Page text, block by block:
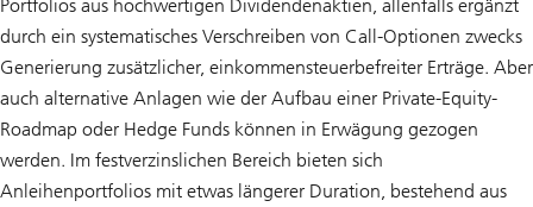
Portfolios aus hochwertigen Dividendenaktien, allenfalls ergänzt
durch ein systematisches Verschreiben von Call-Optionen zwecks
Generierung zusätzlicher, einkommensteuerbefreiter Erträge. Aber
auch alternative Anlagen wie der Aufbau einer Private-Equity-
Roadmap oder Hedge Funds können in Erwägung gezogen
werden. Im festverzinslichen Bereich bieten sich
Anleihenportfolios mit etwas längerer Duration, bestehend aus